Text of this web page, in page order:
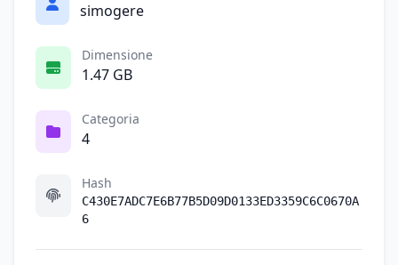
simogere
Dimensione
1.47 GB
Categoria
4
Hash
C430E7ADC7E6B77B5D09D0133ED3359C6C0670A
6